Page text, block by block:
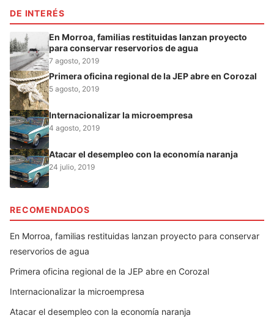
DE INTERÉS
En Morroa, familias restituidas lanzan proyecto
para conservar reservorios de agua
7 agosto, 2019
Primera oficina regional de la JEP abre en Corozal
5 agosto, 2019
Internacionalizar la microempresa
4 agosto, 2019
Atacar el desempleo con la economía naranja
24 julio, 2019
RECOMENDADOS
En Morroa, familias restituidas lanzan proyecto para conservar
reservorios de agua
Primera oficina regional de la JEP abre en Corozal
Internacionalizar la microempresa
Atacar el desempleo con la economía naranja